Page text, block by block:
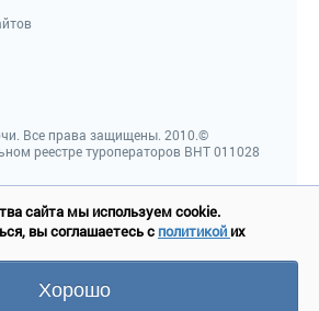
Все права защищены. 2010.©
реестре туроператоров ВНТ 011028
сайта мы используем cookie.
вы соглашаетесь с политикойих
Хорошо